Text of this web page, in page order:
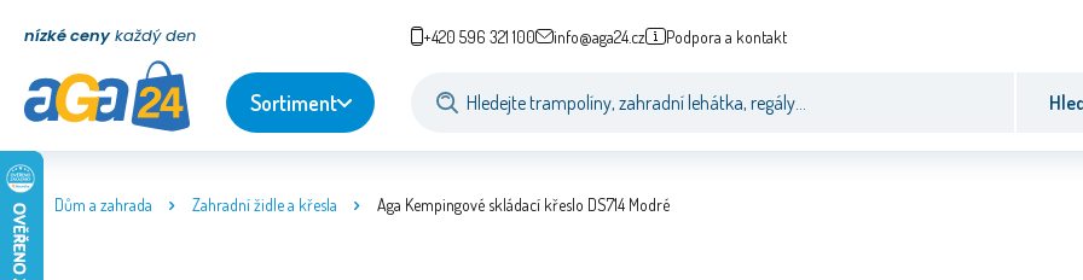
nízké ceny každý den +420 596 321 100 info@aga24.cz Podpora a kontakt
Sortiment
Dům a zahrada Zahradní židle a křesla Aga Kempingové skládací křeslo DS714 Modré